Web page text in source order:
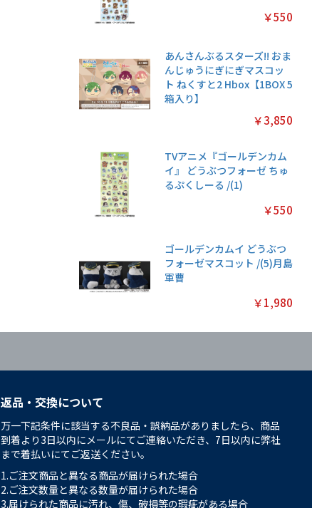
￥550
あんさんぶるスターズ!! おま
んじゅうにぎにぎマスコッ
ト ねくすと2 Hbox【1BOX 5
箱入り】
￥3,850
TVアニメ『ゴールデンカム
イ』 どうぶつフォーゼ ちゅ
るぷくしーる /(1)
￥550
ゴールデンカムイ どうぶつ
フォーゼマスコット /(5)月島
軍曹
￥1,980
返品・交換について
万一下記条件に該当する不良品・誤納品がありましたら、商品
到着より3日以内にメールにてご連絡いただき、7日以内に弊社
まで着払いにてご返送ください。
1.ご注文商品と異なる商品が届けられた場合
2.ご注文数量と異なる数量が届けられた場合
3.届けられた商品に汚れ、傷、破損等の瑕疵がある場合